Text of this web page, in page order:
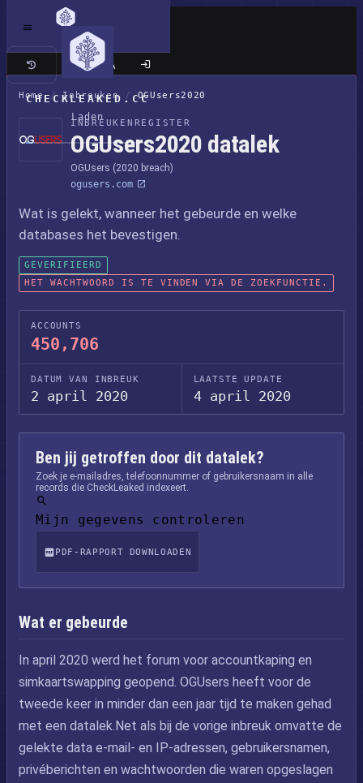
CHECKLEAKED.CC
Laden
Klassieke site
Home / Inbreuken / OGUsers2020
INBREUKENREGISTER
OGUsers2020 datalek
OGUsers (2020 breach)
ogusers.com
Wat is gelekt, wanneer het gebeurde en welke
databases het bevestigen.
GEVERIFIEERD
HET WACHTWOORD IS TE VINDEN VIA DE ZOEKFUNCTIE.
ACCOUNTS
450,706
DATUM VAN INBREUK
2 april 2020
LAATSTE UPDATE
4 april 2020
Ben jij getroffen door dit datalek?
Zoek je e-mailadres, telefoonnummer of gebruikersnaam in alle
records die CheckLeaked indexeert.
Mijn gegevens controleren
PDF-RAPPORT DOWNLOADEN
Wat er gebeurde
In april 2020 werd het forum voor accountkaping en
simkaartswapping geopend. OGUsers heeft voor de
tweede keer in minder dan een jaar tijd te maken gehad
met een datalek.Net als bij de vorige inbreuk omvatte de
gelekte data e-mail- en IP-adressen, gebruikersnamen,
privéberichten en wachtwoorden die waren opgeslagen